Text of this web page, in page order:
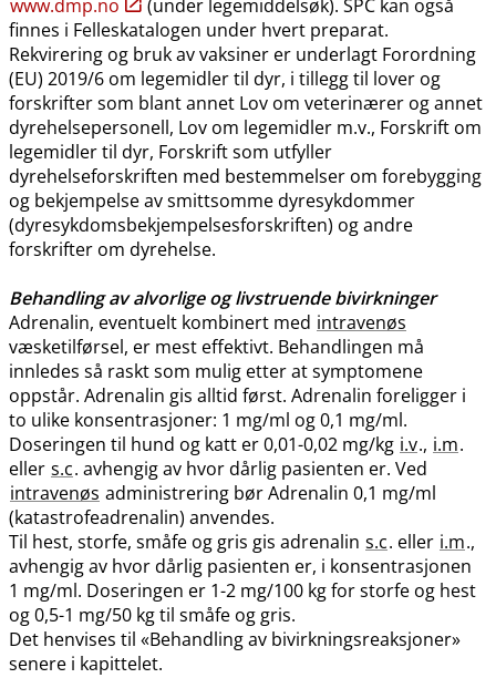
www.dmp.no
(under legemiddelsøk). SPC kan også
finnes i Felleskatalogen under hvert preparat.
Rekvirering og bruk av vaksiner er underlagt Forordning
(EU) 2019/6 om legemidler til dyr, i tillegg til lover og
forskrifter som blant annet Lov om veterinærer og annet
dyrehelsepersonell, Lov om legemidler m.v., Forskrift om
legemidler til dyr, Forskrift som utfyller
dyrehelseforskriften med bestemmelser om forebygging
og bekjempelse av smittsomme dyresykdommer
(dyresykdomsbekjempelsesforskriften) og andre
forskrifter om dyrehelse.
Behandling av alvorlige og livstruende bivirkninger
Adrenalin, eventuelt kombinert med intravenøs
væsketilførsel, er mest effektivt. Behandlingen må
innledes så raskt som mulig etter at symptomene
oppstår. Adrenalin gis alltid først. Adrenalin foreligger i
to ulike konsentrasjoner: 1 mg/ml og 0,1 mg​/​ml.
Doseringen til hund og katt er 0,01-0,02 mg/kg i.v., i.m.
eller s.c. avhengig av hvor dårlig pasienten er. Ved
intravenøs administrering bør Adrenalin 0,1 mg/ml
(katastrofeadrenalin) anvendes.
Til hest, storfe, småfe og gris gis adrenalin s.c. eller i.m.,
avhengig av hvor dårlig pasienten er, i konsentrasjonen
1 mg​/​ml. Doseringen er 1-2 mg/100 kg for storfe og hest
og 0,5-1 mg/50 kg til småfe og gris.
Det henvises til «Behandling av bivirkningsreaksjoner»
senere i kapittelet.